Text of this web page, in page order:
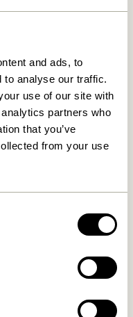
and ads, to
to analyse our traffic.
use of our site with
partners who
that you’ve
from your use
kr.